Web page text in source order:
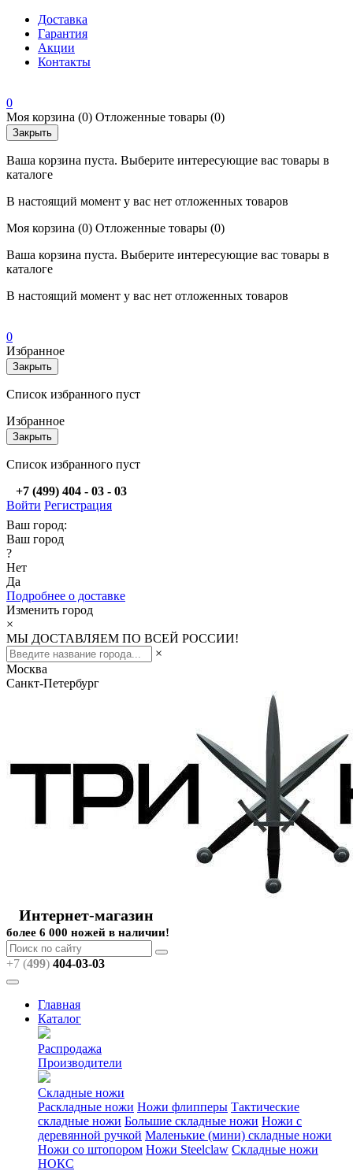
Доставка
Гарантия
Акции
Контакты
0
Моя корзина (0) Отложенные товары (0)
Закрыть
Ваша корзина пуста. Выберите интересующие вас товары в
каталоге
В настоящий момент у вас нет отложенных товаров
Моя корзина (0) Отложенные товары (0)
Ваша корзина пуста. Выберите интересующие вас товары в
каталоге
В настоящий момент у вас нет отложенных товаров
0
Избранное
Закрыть
Список избранного пуст
Избранное
Закрыть
Список избранного пуст
+7 (499) 404 - 03 - 03
Войти Регистрация
Ваш город:
Ваш город
?
Нет
Да
Подробнее о доставке
Изменить город
×
МЫ ДОСТАВЛЯЕМ ПО ВСЕЙ РОССИИ!
×
Москва
Санкт-Петербург
Интернет-магазин
более 6 000 ножей в наличии!
+7 (499) 404-03-03
Главная
Каталог
Распродажа
Производители
Складные ножи
Раскладные ножи Ножи флипперы Тактические
складные ножи Большие складные ножи Ножи с
деревянной ручкой Маленькие (мини) складные ножи
Ножи со штопором Ножи Steelclaw Складные ножи
НОКС